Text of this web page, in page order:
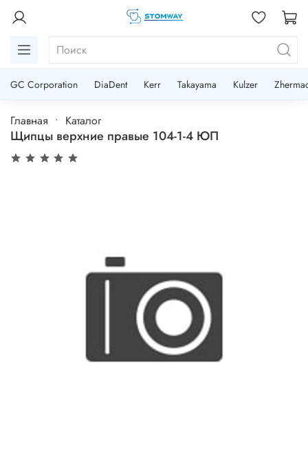
GC Corporation DiaDent Kerr Takayama Kulzer
Главная Каталог
Щипцы верхние правые 104-1-4 ЮП